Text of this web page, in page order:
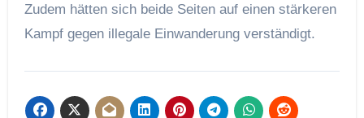
Zudem hätten sich beide Seiten auf einen stärkeren
Kampf gegen illegale Einwanderung verständigt.